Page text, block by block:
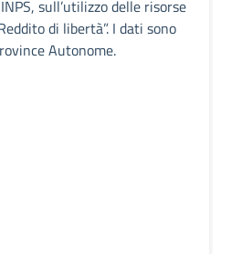
sull’utilizzo delle risorse
di libertà”. I dati sono
Autonome.